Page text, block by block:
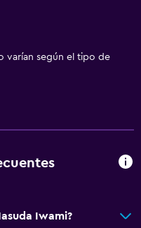
varían según el tipo de
Iwami?